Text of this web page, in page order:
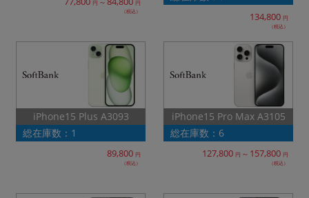
円 円
（税込） 134,800 円
（税込）
iPhone15 Plus A3093
総在庫数：1
89,800 円
（税込）
iPhone15 Pro Max A3105
総在庫数：6
127,800 円 ～ 157,800 円
（税込）